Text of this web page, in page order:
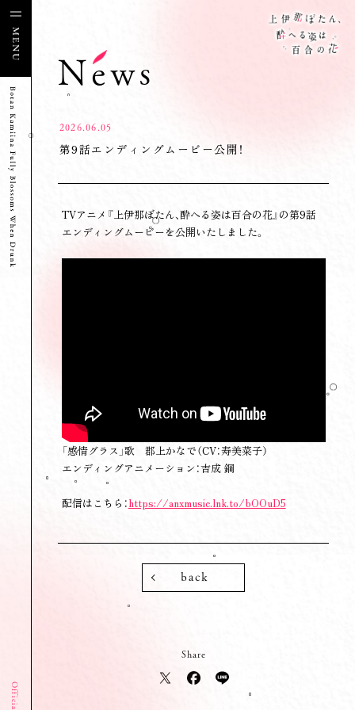
News
2026.06.05
第9話エンディングムービー公開！
TVアニメ『上伊那ぼたん、酔へる姿は百合の花』の第9話
エンディングムービーを公開いたしました。
「感情グラス」歌 郡上かなで（CV：寿美菜子）
エンディングアニメーション：吉成 鋼
配信はこちら：https://anxmusic.lnk.to/bOOuD5
back
Share